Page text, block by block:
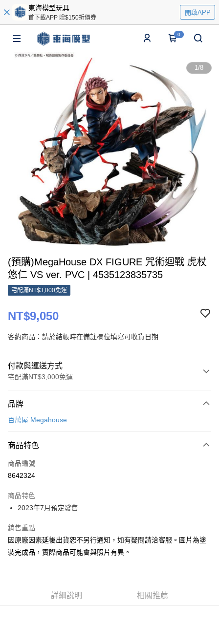
東海模型玩具
首下載APP 贈$150折價券
開啟APP
0
1/8
(預購)MegaHouse DX FIGURE 咒術迴戰 虎杖
悠仁 VS ver. PVC | 4535123835735
宅配滿NT$3,000免運
NT$9,050
客約商品：請於結帳時在備註欄位填寫可收貨日期
付款與運送方式
宅配滿NT$3,000免運
信用卡一次付款
Google Pay
全盈+PAY
相關說明
【大哥付你分期使用說明】
流程，驗證手機門號後，選擇欲分期的期數、繳款截止日，確認付款後即完
成交易。
3.實際核准額度、可分期數及費用金額請依後續交易確認頁面所載為準。
4.訂單成立30分鐘內，如未前往確認交易或遇審核未通過，訂單將自動取
1.分期款項不併入電信帳單，「大哥付你分期」於每月結算日後寄送繳費提
ATM付款
運送方式
預購-宅配(舊)
每筆NT$160，滿NT$3,000(含以上)免運費
品牌
百萬屋 Megahouse
商品特色
商品編號
8642324
商品特色
2023年7月預定發售
銷售重點
因原廠因素延後出貨恕不另行通知，如有疑問請洽客服。圖片為塗
裝完成品，實際商品可能會與照片有異。
詳細說明 相關推薦